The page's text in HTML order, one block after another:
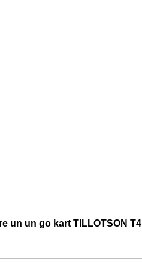
un un go kart TILLOTSON T4